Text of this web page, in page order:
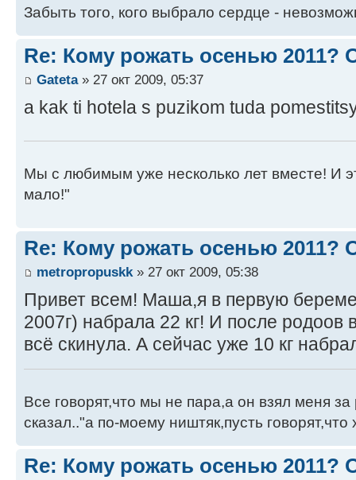
Забыть того, кого выбрало сердце -
Re: Кому рожать осенью 2011?
Gateta» 27 окт 2009, 05:37
a kak ti hotela s puzikom tuda
Мы с любимым уже несколько лет вместе! И
мало!"
Re: Кому рожать осенью 2011?
metropropuskk » 27 окт 2009, 05:38
Привет всем! Маша,я в первую
2007г) набрала 22 кг! И после родоов
всё скинула. А сейчас уже 10 кг
Все говорят,что мы не пара,а он взял меня за
сказал.."а по-моему ништяк,пусть говорят,что
Re: Кому рожать осенью 2011?